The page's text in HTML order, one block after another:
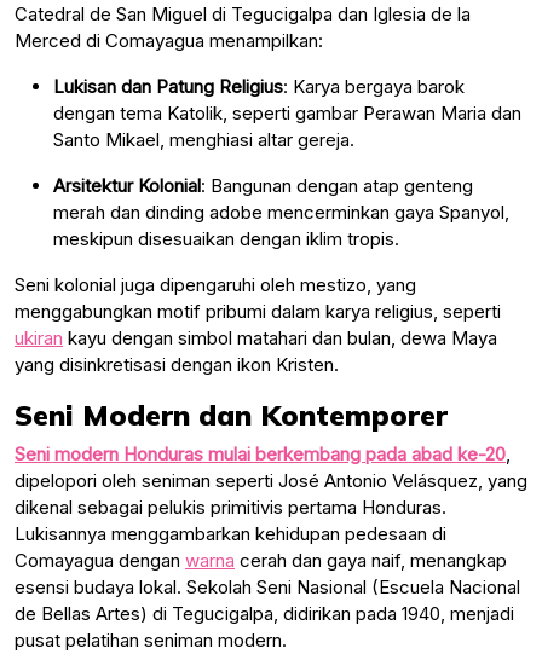
Catedral de San Miguel di Tegucigalpa dan Iglesia de la
Merced di Comayagua menampilkan:
Lukisan dan Patung Religius: Karya bergaya barok
dengan tema Katolik, seperti gambar Perawan Maria dan
Santo Mikael, menghiasi altar gereja.
Arsitektur Kolonial: Bangunan dengan atap genteng
merah dan dinding adobe mencerminkan gaya Spanyol,
meskipun disesuaikan dengan iklim tropis.
Seni kolonial juga dipengaruhi oleh mestizo, yang
menggabungkan motif pribumi dalam karya religius, seperti
ukiran kayu dengan simbol matahari dan bulan, dewa Maya
yang disinkretisasi dengan ikon Kristen.
Seni Modern dan Kontemporer
Seni modern Honduras mulai berkembang pada abad ke-20
dipelopori oleh seniman seperti José Antonio Velásquez, yang
dikenal sebagai pelukis primitivis pertama Honduras.
Lukisannya menggambarkan kehidupan pedesaan di
Comayagua dengan warna cerah dan gaya naif, menangkap
esensi budaya lokal. Sekolah Seni Nasional (Escuela Nacional
de Bellas Artes) di Tegucigalpa, didirikan pada 1940, menjadi
pusat pelatihan seniman modern.